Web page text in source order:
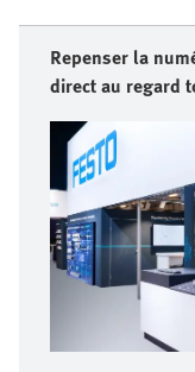
Repenser la
direct au regard